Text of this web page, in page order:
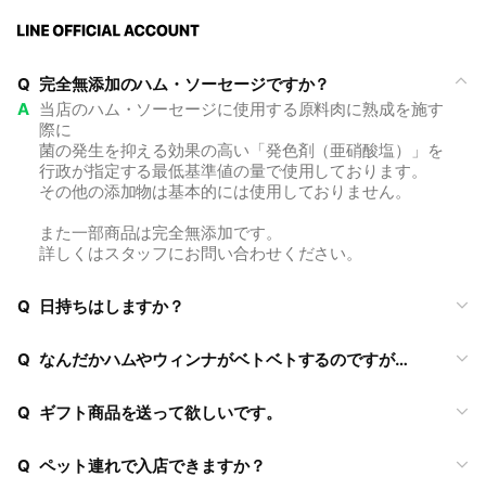
Q 完全無添加のハム・ソーセージですか？
A 当店のハム・ソーセージに使用する原料肉に熟成を施す
際に
菌の発生を抑える効果の高い「発色剤（亜硝酸塩）」を
行政が指定する最低基準値の量で使用しております。
その他の添加物は基本的には使用しておりません。
また一部商品は完全無添加です。
詳しくはスタッフにお問い合わせください。
Q 日持ちはしますか？
Q なんだかハムやウィンナがベトベトするのですが…
Q ギフト商品を送って欲しいです。
Q ペット連れで入店できますか？